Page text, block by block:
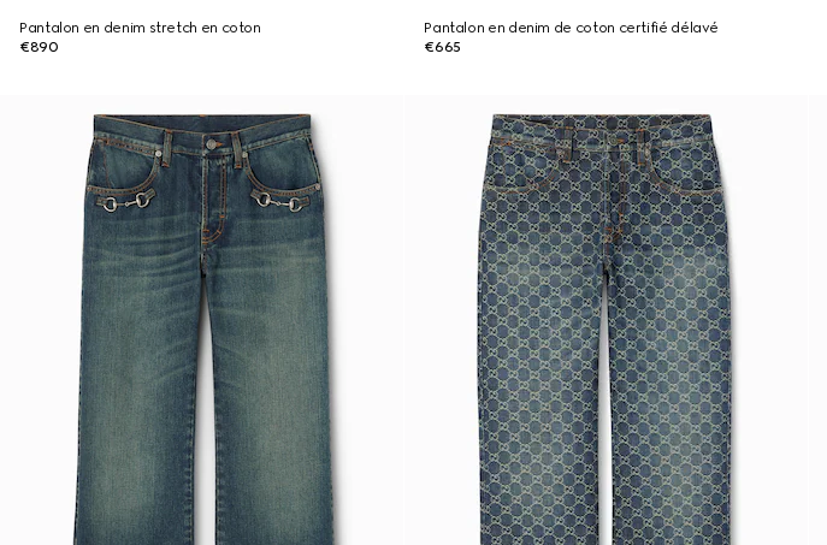
Pantalon en denim stretch en coton
€890
Pantalon en denim de coton certifié délavé
€665